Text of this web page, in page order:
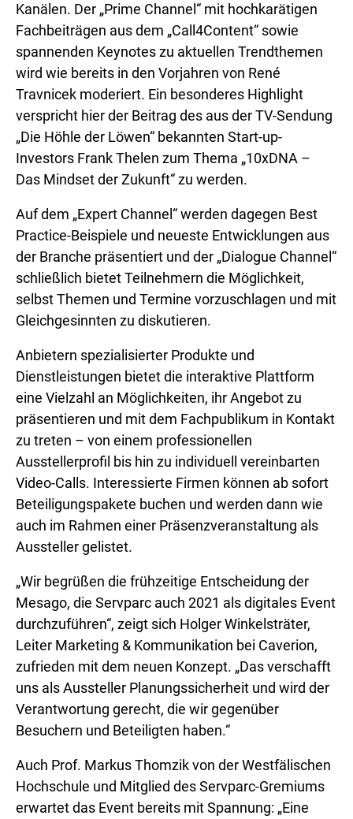
Kanälen. Der „Prime Channel“ mit hochkarätigen
Fachbeiträgen aus dem „Call4Content“ sowie
spannenden Keynotes zu aktuellen Trendthemen
wird wie bereits in den Vorjahren von René
Travnicek moderiert. Ein besonderes Highlight
verspricht hier der Beitrag des aus der TV-Sendung
„Die Höhle der Löwen“ bekannten Start-up-
Investors Frank Thelen zum Thema „10xDNA –
Das Mindset der Zukunft“ zu werden.
Auf dem „Expert Channel“ werden dagegen Best
Practice-Beispiele und neueste Entwicklungen aus
der Branche präsentiert und der „Dialogue Channel“
schließlich bietet Teilnehmern die Möglichkeit,
selbst Themen und Termine vorzuschlagen und mit
Gleichgesinnten zu diskutieren.
Anbietern spezialisierter Produkte und
Dienstleistungen bietet die interaktive Plattform
eine Vielzahl an Möglichkeiten, ihr Angebot zu
präsentieren und mit dem Fachpublikum in Kontakt
zu treten – von einem professionellen
Ausstellerprofil bis hin zu individuell vereinbarten
Video-Calls. Interessierte Firmen können ab sofort
Beteiligungspakete buchen und werden dann wie
auch im Rahmen einer Präsenzveranstaltung als
Aussteller gelistet.
„Wir begrüßen die frühzeitige Entscheidung der
Mesago, die Servparc auch 2021 als digitales Event
durchzuführen“, zeigt sich Holger Winkelsträter,
Leiter Marketing & Kommunikation bei Caverion,
zufrieden mit dem neuen Konzept. „Das verschafft
uns als Aussteller Planungssicherheit und wird der
Verantwortung gerecht, die wir gegenüber
Besuchern und Beteiligten haben.“
Auch Prof. Markus Thomzik von der Westfälischen
Hochschule und Mitglied des Servparc-Gremiums
erwartet das Event bereits mit Spannung: „Eine